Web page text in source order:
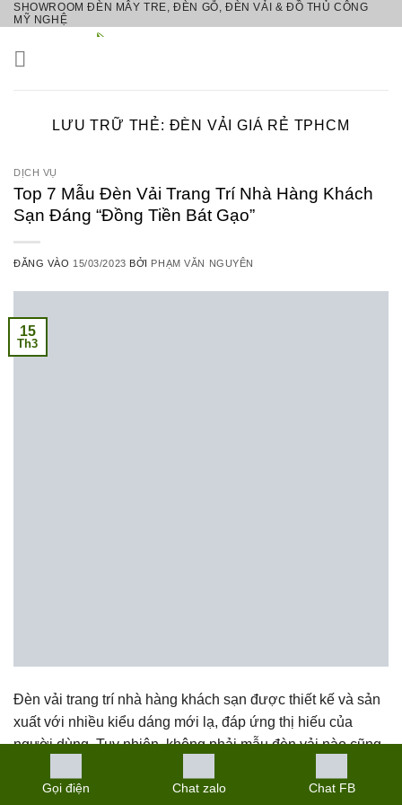
Gọi điện Chat zalo Chat FB
Bỏ
nội
SHOWROOM ĐÈN MÂY TRE, ĐÈN GỖ, ĐÈN VẢI & ĐỒ THỦ CÔNG
MỸ NGHỆ
LƯU TRỮ THẺ: ĐÈN VẢI GIÁ RẺ TPHCM
DỊCH VỤ
Top 7 Mẫu Đèn Vải Trang Trí Nhà Hàng Khách
Sạn Đáng “Đồng Tiền Bát Gạo”
ĐĂNG VÀO 15/03/2023 BỞI PHẠM VĂN NGUYÊN
15
Th3
Đèn vải trang trí nhà hàng khách sạn được thiết kế và sản
xuất với nhiều kiểu dáng mới lạ, đáp ứng thị hiếu của
người dùng. Tuy nhiên, không phải mẫu đèn vải nào cũng
viết dưới đây, An Nguyên Lighting xin […]